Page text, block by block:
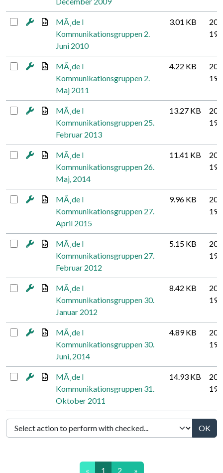
MÃ¸de I
Kommunikationsgruppen 2.
Juni 2010
3.01 KB
19
MÃ¸de I
Kommunikationsgruppen 2.
Maj 2011
4.22 KB
19
MÃ¸de I
Kommunikationsgruppen 25.
Februar 2013
13.27 KB
19
MÃ¸de I
Kommunikationsgruppen 26.
Maj, 2014
11.41 KB
19
MÃ¸de I
Kommunikationsgruppen 27.
April 2015
9.96 KB
19
MÃ¸de I
Kommunikationsgruppen 27.
Februar 2012
5.15 KB
19
MÃ¸de I
Kommunikationsgruppen 30.
Januar 2012
8.42 KB
19
MÃ¸de I
Kommunikationsgruppen 30.
Juni, 2014
4.89 KB
19
MÃ¸de I
Kommunikationsgruppen 31.
Oktober 2011
14.93 KB
19
OK
« 1 (current)
2 »